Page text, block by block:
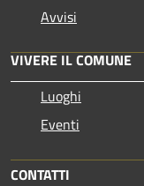
Avvisi
VIVERE IL COMUNE
Luoghi
Eventi
CONTATTI